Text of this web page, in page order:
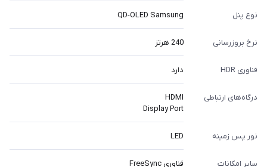
نوع پنل QD-OLED Samsung
نرخ بروزرسانی 240 هرتز
فناوری HDR دارد
درگاه‌های ارتباطی
HDMI
Display Port
نور پس زمینه LED
سایر امکانات
فناوری FreeSync